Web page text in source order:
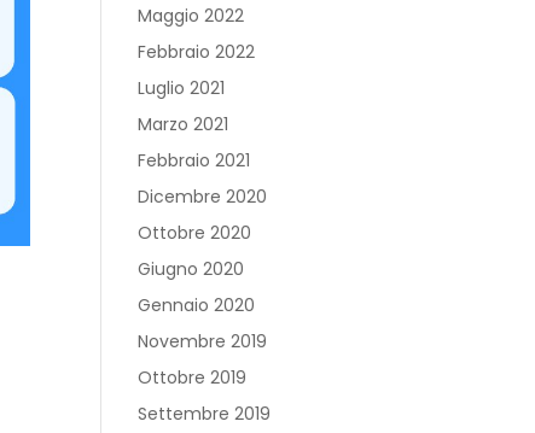
Maggio 2022
Febbraio 2022
Luglio 2021
Marzo 2021
Febbraio 2021
Dicembre 2020
Ottobre 2020
Giugno 2020
Gennaio 2020
Novembre 2019
Ottobre 2019
Settembre 2019